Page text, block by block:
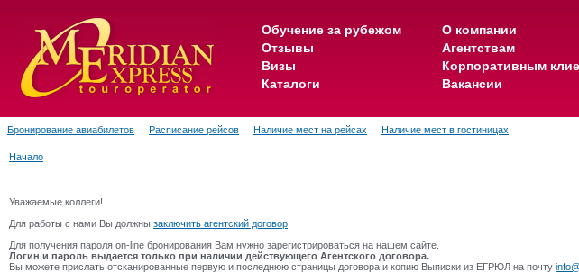
Обучение за рубежом
Отзывы
Визы
Каталоги
О компании
Агентствам
Корпоративным
Вакансии
Бронирование авиабилетов Расписание рейсов Наличие мест на рейсах Наличие мест в гостиницах
Начало
Уважаемые коллеги!
Для работы с нами Вы должны заключить агентский договор
Для получения пароля on-line бронирования Вам нужно зарегистрироваться на нашем сайте.
Логин и пароль выдается только при наличии действующего Агентского договора.
Вы можете прислать отсканированные первую и последнюю страницы договора и копию Выписки из ЕГРЮЛ на почту